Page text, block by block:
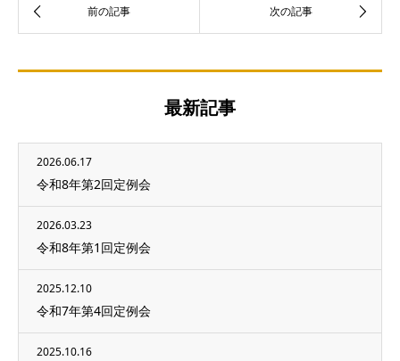
最新記事
2026.06.17
令和8年第2回定例会
2026.03.23
令和8年第1回定例会
2025.12.10
令和7年第4回定例会
2025.10.16